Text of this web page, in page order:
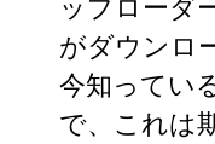
がダウンロ
今知ってい
で、これは